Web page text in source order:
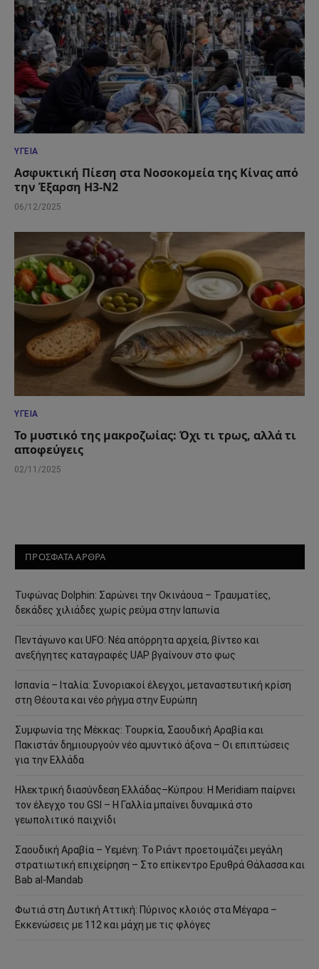
ΥΓΕΊΑ
Ασφυκτική Πίεση στα Νοσοκομεία της Κίνας από
την Έξαρση H3-N2
06/12/2025
ΥΓΕΊΑ
Το μυστικό της μακροζωίας: Όχι τι τρως, αλλά τι
αποφεύγεις
02/11/2025
ΠΡΟΣΦΑΤΑ ΑΡΘΡΑ
Τυφώνας Dolphin: Σαρώνει την Οκινάουα – Τραυματίες,
δεκάδες χιλιάδες χωρίς ρεύμα στην Ιαπωνία
Πεντάγωνο και UFO: Νέα απόρρητα αρχεία, βίντεο και
ανεξήγητες καταγραφές UAP βγαίνουν στο φως
Ισπανία – Ιταλία: Συνοριακοί έλεγχοι, μεταναστευτική κρίση
στη Θέουτα και νέο ρήγμα στην Ευρώπη
Συμφωνία της Μέκκας: Τουρκία, Σαουδική Αραβία και
Πακιστάν δημιουργούν νέο αμυντικό άξονα – Οι επιπτώσεις
για την Ελλάδα
Ηλεκτρική διασύνδεση Ελλάδας–Κύπρου: Η Meridiam παίρνει
τον έλεγχο του GSI – Η Γαλλία μπαίνει δυναμικά στο
γεωπολιτικό παιχνίδι
Σαουδική Αραβία – Υεμένη: Το Ριάντ προετοιμάζει μεγάλη
στρατιωτική επιχείρηση – Στο επίκεντρο Ερυθρά Θάλασσα και
Bab al-Mandab
Φωτιά στη Δυτική Αττική: Πύρινος κλοιός στα Μέγαρα –
Εκκενώσεις με 112 και μάχη με τις φλόγες